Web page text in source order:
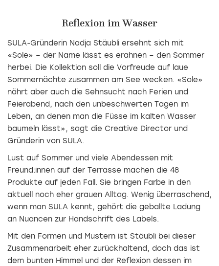
Reflexion im Wasser
SULA-Gründerin Nadja Stäubli ersehnt sich mit
«Sole» – der Name lässt es erahnen – den Sommer
herbei. Die Kollektion soll die Vorfreude auf laue
Sommernächte zusammen am See wecken. «Sole»
nährt aber auch die Sehnsucht nach Ferien und
Feierabend, nach den unbeschwerten Tagen im
Leben, an denen man die Füsse im kalten Wasser
baumeln lässt», sagt die Creative Director und
Gründerin von SULA.
Lust auf Sommer und viele Abendessen mit
Freund:innen auf der Terrasse machen die 48
Produkte auf jeden Fall. Sie bringen Farbe in den
aktuell noch eher grauen Alltag. Wenig überraschend,
wenn man SULA kennt, gehört die geballte Ladung
an Nuancen zur Handschrift des Labels.
Mit den Formen und Mustern ist Stäubli bei dieser
Zusammenarbeit eher zurückhaltend, doch das ist
dem bunten Himmel und der Reflexion dessen im